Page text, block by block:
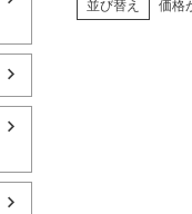
並び替え 価格